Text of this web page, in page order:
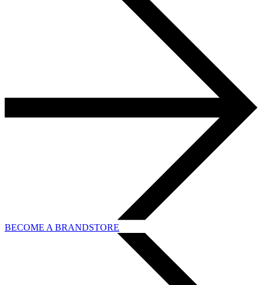
BECOME A BRANDSTORE